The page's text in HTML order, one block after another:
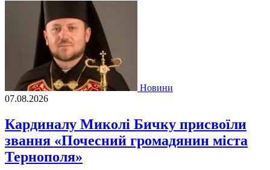
Новини
07.08.2026
Кардиналу Миколі Бичку присвоїли
звання «Почесний громадянин міста
Тернополя»